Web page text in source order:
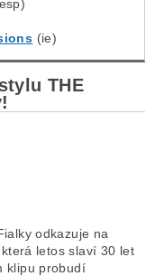
(ie)
THE
odkazuje na
letos slaví 30 let
klipu probudí